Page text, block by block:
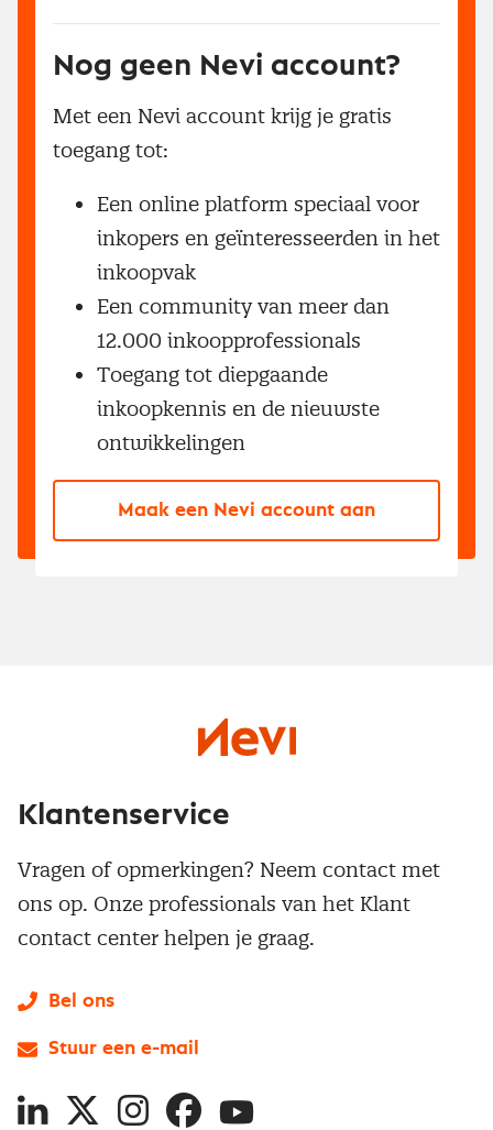
Nog geen Nevi account?
Met een Nevi account krijg je gratis
toegang tot:
Een online platform speciaal voor
inkopers en geïnteresseerden in het
inkoopvak
Een community van meer dan
12.000 inkoopprofessionals
Toegang tot diepgaande
inkoopkennis en de nieuwste
ontwikkelingen
Maak een Nevi account aan
Klantenservice
Vragen of opmerkingen? Neem contact met
ons op. Onze professionals van het Klant
contact center helpen je graag.
Bel ons
Stuur een e-mail
LinkedIn
X InstagramFacebookYouTube